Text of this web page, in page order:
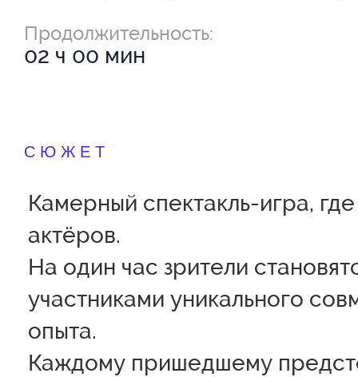
Продолжительность:
02 ч 00 мин
СЮЖЕТ
Камерный спектакль-игра,
актёров.
На один час зрители
участниками уникального
опыта.
Каждому пришедшему